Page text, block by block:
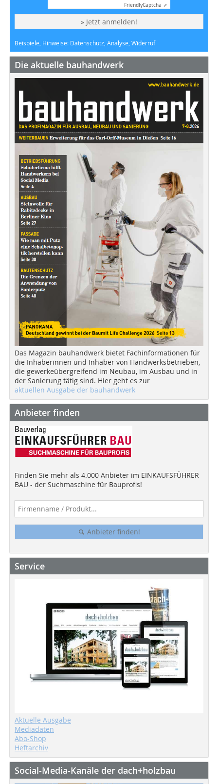
FriendlyCaptcha ⇗
» Jetzt anmelden!
Beispiele, Hinweise: Datenschutz, Analyse, Widerruf
Die aktuelle bauhandwerk
Das Magazin bauhandwerk bietet Fachinformationen für
die Inhaberinnen und Inhaber von Handwerksbetrieben,
die gewerkeübergreifend im Neubau, im Ausbau und in
der Sanierung tätig sind. Hier geht es zur
aktuellen Ausgabe der bauhandwerk
Anbieter finden
Finden Sie mehr als 4.000 Anbieter im EINKAUFSFÜHRER
BAU - der Suchmaschine für Bauprofis!
Anbieter finden!
Service
Aktuelle Ausgabe
Mediadaten
Abo-Shop
Heftarchiv
Social-Media-Kanäle der dach+holzbau